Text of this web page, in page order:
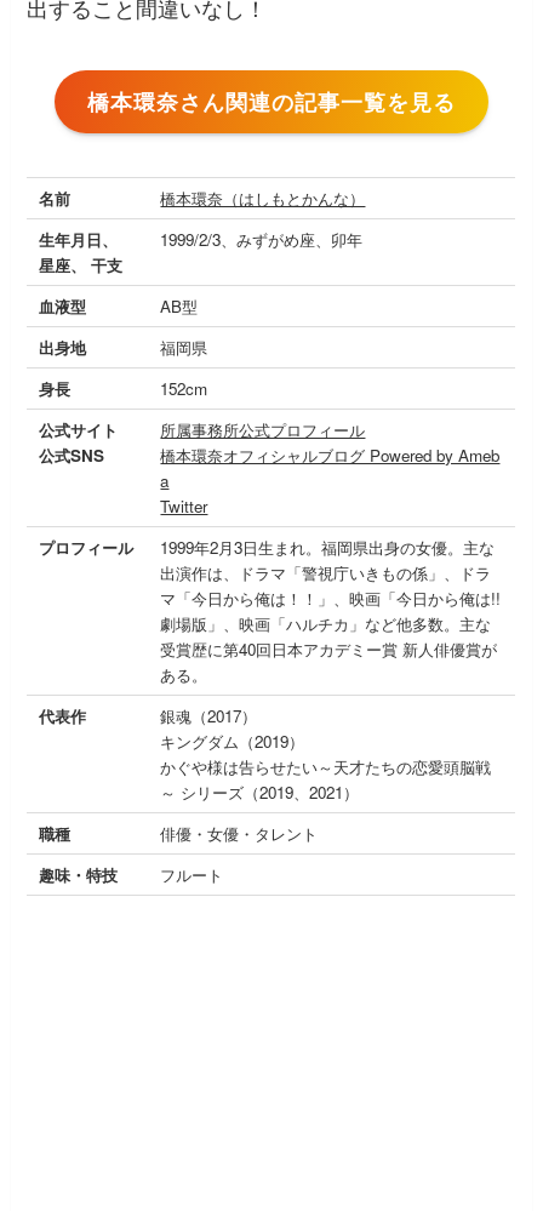
出すること間違いなし！
橋本環奈さん関連の記事一覧を見る
名前
橋本環奈（はしもとかんな）
生年月日、
星座、 干支
1999/2/3、みずがめ座、卯年
血液型
AB型
出身地
福岡県
身長
152cm
公式サイト
公式SNS
所属事務所公式プロフィール
橋本環奈オフィシャルブログ Powered by Ameb
a
Twitter
プロフィール
1999年2月3日生まれ。福岡県出身の女優。主な
出演作は、ドラマ「警視庁いきもの係」、ドラ
マ「今日から俺は！！」、映画「今日から俺は!!
劇場版」、映画「ハルチカ」など他多数。主な
受賞歴に第40回日本アカデミー賞 新人俳優賞が
ある。
代表作
銀魂（2017）
キングダム（2019）
かぐや様は告らせたい～天才たちの恋愛頭脳戦
～ シリーズ（2019、2021）
職種
俳優・女優・タレント
趣味・特技
フルート